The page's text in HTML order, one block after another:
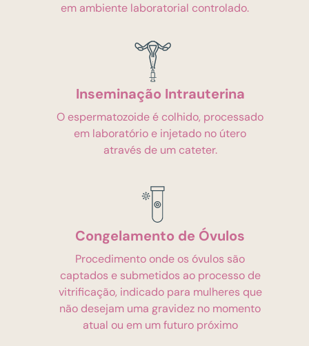
em ambiente laboratorial controlado.
Inseminação Intrauterina
O espermatozoide é colhido, processado
em laboratório e injetado no útero
através de um cateter.
Congelamento de Óvulos
Procedimento onde os óvulos são
captados e submetidos ao processo de
vitrificação, indicado para mulheres que
não desejam uma gravidez no momento
atual ou em um futuro próximo